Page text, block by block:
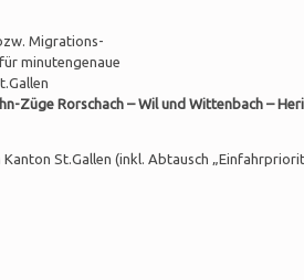
Migrations-
minutengenaue
Züge Rorschach – Wil und Wittenbach –
St.Gallen (inkl. Abtausch